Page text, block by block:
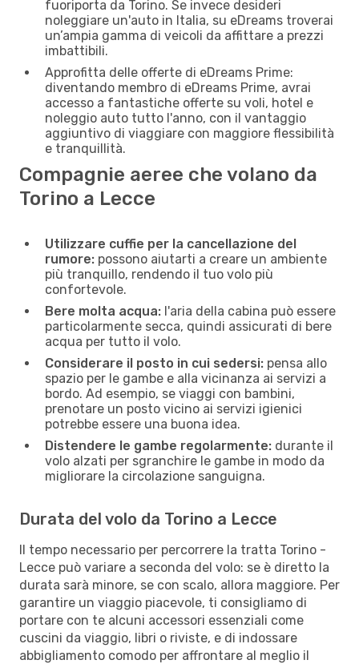
fuoriporta da Torino. Se invece desideri
noleggiare un'auto in Italia, su eDreams troverai
un’ampia gamma di veicoli da affittare a prezzi
imbattibili.
Approfitta delle offerte di eDreams Prime:
diventando membro di eDreams Prime, avrai
accesso a fantastiche offerte su voli, hotel e
noleggio auto tutto l'anno, con il vantaggio
aggiuntivo di viaggiare con maggiore flessibilità
e tranquillità.
Compagnie aeree che volano da
Torino a Lecce
Utilizzare cuffie per la cancellazione del
rumore: possono aiutarti a creare un ambiente
più tranquillo, rendendo il tuo volo più
confortevole.
Bere molta acqua: l'aria della cabina può essere
particolarmente secca, quindi assicurati di bere
acqua per tutto il volo.
Considerare il posto in cui sedersi: pensa allo
spazio per le gambe e alla vicinanza ai servizi a
bordo. Ad esempio, se viaggi con bambini,
prenotare un posto vicino ai servizi igienici
potrebbe essere una buona idea.
Distendere le gambe regolarmente: durante il
volo alzati per sgranchire le gambe in modo da
migliorare la circolazione sanguigna.
Durata del volo da Torino a Lecce
Il tempo necessario per percorrere la tratta Torino -
Lecce può variare a seconda del volo: se è diretto la
durata sarà minore, se con scalo, allora maggiore. Per
garantire un viaggio piacevole, ti consigliamo di
portare con te alcuni accessori essenziali come
cuscini da viaggio, libri o riviste, e di indossare
abbigliamento comodo per affrontare al meglio il